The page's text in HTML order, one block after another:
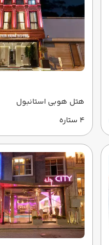
هتل هوبی استانبول
4 ستاره